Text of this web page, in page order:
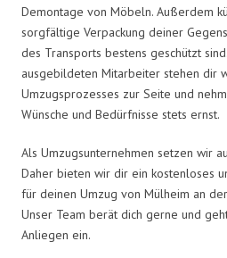
Demontage von Möbeln. Außerdem
sorgfältige Verpackung deiner
des Transports bestens geschützt
ausgebildeten Mitarbeiter stehen dir
Umzugsprozesses zur Seite und
Wünsche und Bedürfnisse stets ernst.
Als Umzugsunternehmen setzen wir
Daher bieten wir dir ein kostenloses
für deinen Umzug von Mülheim an
Unser Team berät dich gerne und
Anliegen ein.